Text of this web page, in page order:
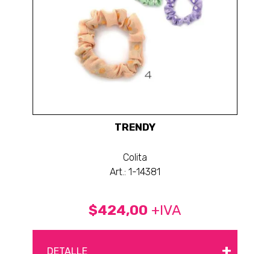
TRENDY
Colita
Art.: 1-14381
$424,00 +IVA
DETALLE